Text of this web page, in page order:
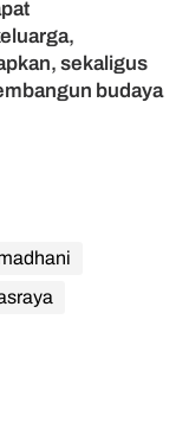
sekaligus
budaya